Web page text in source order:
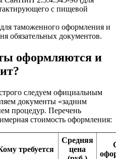
с пищевой
таможенного оформления и
обязательных документов.
оформляются и
следуем официальным
документы «задним
процедур. Перечень
стоимость оформления:
требуется
Средняя
цена